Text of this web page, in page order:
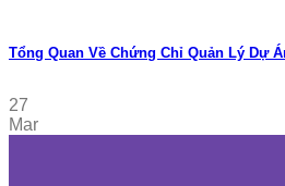
Tổng Quan Về Chứng Chỉ Quản Lý Dự
27
Mar